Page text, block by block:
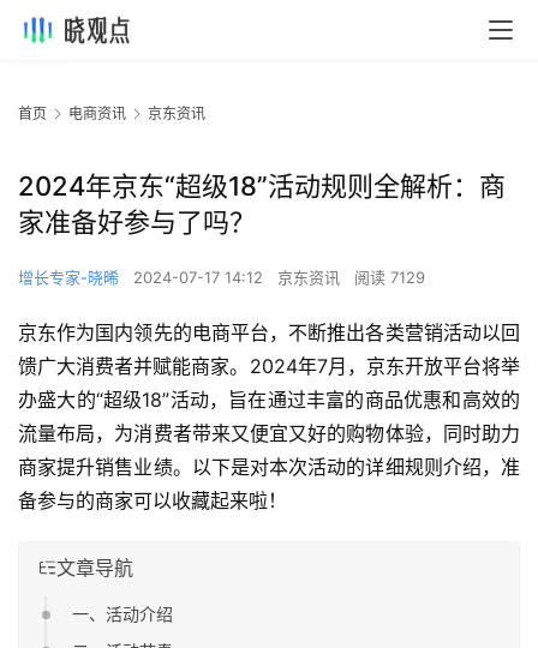
首页 电商资讯 京东资讯
2024年京东“超级18”活动规则全解析：商
家准备好参与了吗？
增长专家-晓晞 2024-07-17 14:12 京东资讯 阅读 7129
京东作为国内领先的电商平台，不断推出各类营销活动以回
馈广大消费者并赋能商家。2024年7月，京东开放平台将举
办盛大的“超级18”活动，旨在通过丰富的商品优惠和高效的
流量布局，为消费者带来又便宜又好的购物体验，同时助力
商家提升销售业绩。以下是对本次活动的详细规则介绍，准
备参与的商家可以收藏起来啦！
文章导航
一、活动介绍